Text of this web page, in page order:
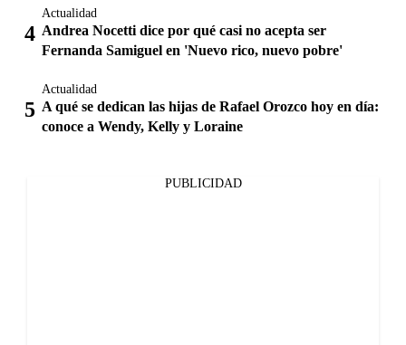
Actualidad
Andrea Nocetti dice por qué casi no acepta ser
Fernanda Samiguel en 'Nuevo rico, nuevo pobre'
Actualidad
A qué se dedican las hijas de Rafael Orozco hoy en día:
conoce a Wendy, Kelly y Loraine
PUBLICIDAD